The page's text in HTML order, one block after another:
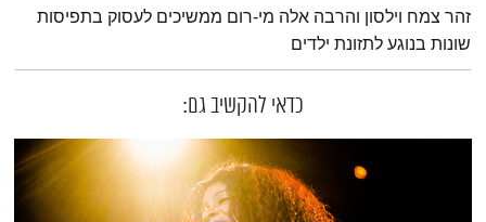
תמצית הפודקאסט
זהר צמח וילסון והרבה אלה מי-רום ממשיכים לעסוק בתפיסות
שונות בנוגע לתזונת ילדים
כדאי להקשיב גם: